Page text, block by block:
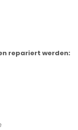
repariert werden: